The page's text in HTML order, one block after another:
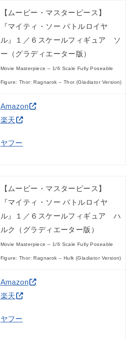
【ムービー・マスターピース】
『マイティ・ソー バトルロイヤ
ル』１／６スケールフィギュア ソ
ー（グラディエーター版）
Movie Masterpiece – 1/6 Scale Fully Poseable
Figure: Thor: Ragnarok – Thor (Gladiator Version)
Amazon
楽天
ヤフー
【ムービー・マスターピース】
『マイティ・ソー バトルロイヤ
ル』１／６スケールフィギュア ハ
ルク（グラディエーター版）
Movie Masterpiece – 1/6 Scale Fully Poseable
Figure: Thor: Ragnarok – Hulk (Gladiator Version)
Amazon
楽天
ヤフー